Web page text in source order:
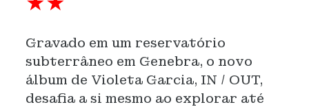
Gravado em um reservatório
subterrâneo em Genebra, o novo
álbum de Violeta Garcia, IN / OUT,
desafia a si mesmo ao explorar até